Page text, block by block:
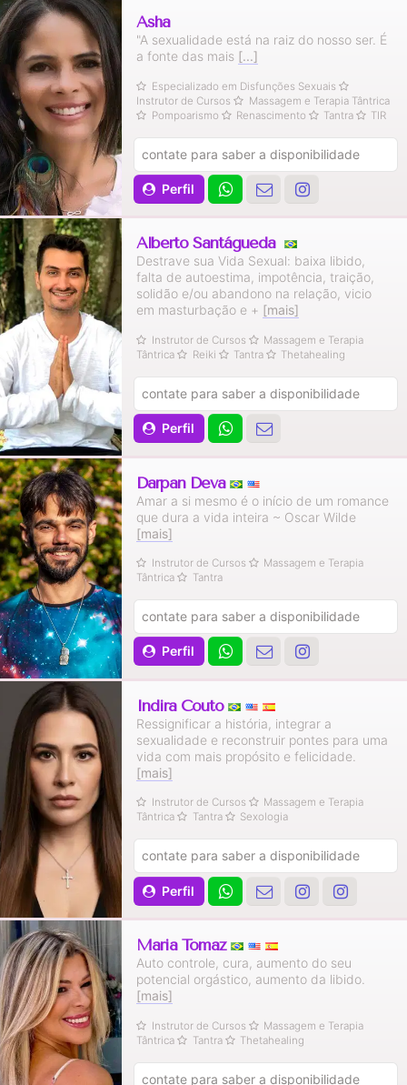
Asha
"A sexualidade está na raiz do nosso ser. É
a fonte das mais [...]
Especializado em Disfunções Sexuais
Instrutor de Cursos
Massagem e Terapia Tântrica
Pompoarismo
Renascimento Tantra TIR
Perfil
contate para saber a disponibilidade
Alberto Santágueda
Destrave sua Vida Sexual: baixa libido,
falta de autoestima, impotência, traição,
solidão e/ou abandono na relação, vicio
em masturbação e + [mais]
Instrutor de Cursos
Massagem e Terapia
Tântrica
Reiki Tantra Thetahealing
Perfil
contate para saber a disponibilidade
Darpan Deva
Amar a si mesmo é o início de um romance
que dura a vida inteira ~ Oscar Wilde
[mais]
Instrutor de Cursos
Massagem e Terapia
Tântrica
Tantra
Perfil
contate para saber a disponibilidade
Indira Couto
Ressignificar a história, integrar a
sexualidade e reconstruir pontes para uma
vida com mais propósito e felicidade.
[mais]
Instrutor de Cursos
Massagem e Terapia
Tântrica
Tantra Sexologia
Perfil
contate para saber a disponibilidade
Maria Tomaz
Auto controle, cura, aumento do seu
potencial orgástico, aumento da libido.
[mais]
Instrutor de Cursos
Massagem e Terapia
Tântrica
Tantra Thetahealing
contate para saber a disponibilidade